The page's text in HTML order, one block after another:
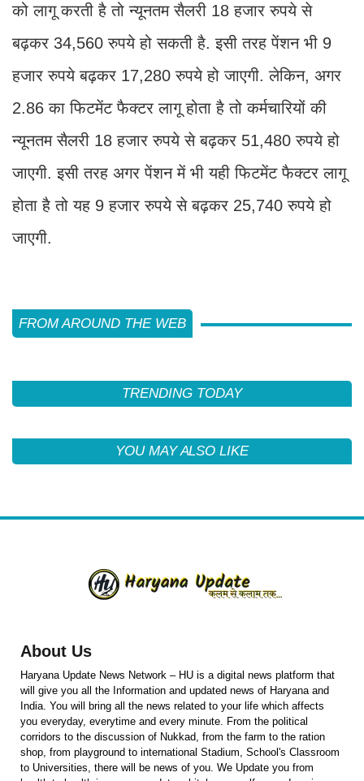
को लागू करती है तो न्यूनतम सैलरी 18 हजार रुपये से
बढ़कर 34,560 रुपये हो सकती है. इसी तरह पेंशन भी 9
हजार रुपये बढ़कर 17,280 रुपये हो जाएगी. लेकिन, अगर
2.86 का फिटमेंट फैक्टर लागू होता है तो कर्मचारियों की
न्यूनतम सैलरी 18 हजार रुपये से बढ़कर 51,480 रुपये हो
जाएगी. इसी तरह अगर पेंशन में भी यही फिटमेंट फैक्टर लागू
होता है तो यह 9 हजार रुपये से बढ़कर 25,740 रुपये हो
जाएगी.
FROM AROUND THE WEB
TRENDING TODAY
YOU MAY ALSO LIKE
About Us
Haryana Update News Network – HU is a digital news platform that
will give you all the Information and updated news of Haryana and
India. You will bring all the news related to your life which affects
you everyday, everytime and every minute. From the political
corridors to the discussion of Nukkad, from the farm to the ration
shop, from playground to international Stadium, School's Classroom
to Universities, there will be news of you. We Update you from